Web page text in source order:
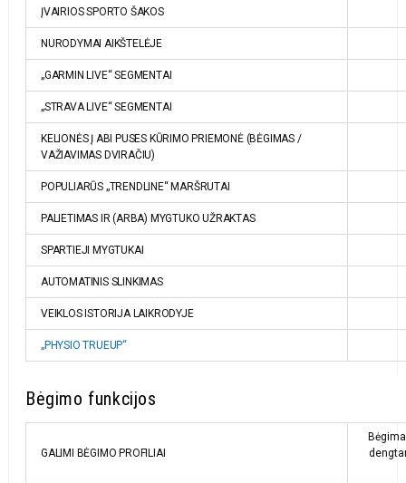
ĮVAIRIOS SPORTO ŠAKOS
NURODYMAI AIKŠTELĖJE
„GARMIN LIVE“ SEGMENTAI
„STRAVA LIVE“ SEGMENTAI
KELIONĖS Į ABI PUSES KŪRIMO PRIEMONĖ (BĖGIMAS /
VAŽIAVIMAS DVIRAČIU)
POPULIARŪS „TRENDLINE“ MARŠRUTAI
PALIETIMAS IR (ARBA) MYGTUKO UŽRAKTAS
SPARTIEJI MYGTUKAI
AUTOMATINIS SLINKIMAS
VEIKLOS ISTORIJA LAIKRODYJE
„PHYSIO TRUEUP“
Bėgimo funkcijos
GALIMI BĖGIMO PROFILIAI